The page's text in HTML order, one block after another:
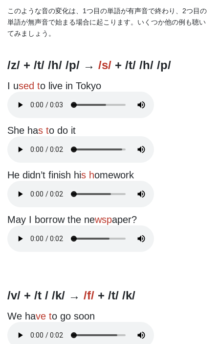
このような音の変化は、1つ目の単語が有声音で終わり、2つ目の
単語が無声音で始まる場合に起こります。いくつか他の例も聴い
てみましょう。
/z/ + /t/ /h/ /p/ → /s/ + /t/ /h/ /p/
I used to live in Tokyo
She has to do it
He didn’t finish his homework
May I borrow the newspaper?
/v/ + /t / /k/ → /f/ + /t/ /k/
We have to go soon